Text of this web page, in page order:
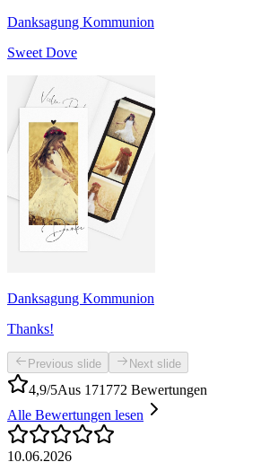
Danksagung Kommunion
Sweet Dove
Danksagung Kommunion
Thanks!
Previous slide Next slide
4,9/5Aus 171772 Bewertungen
Alle Bewertungen lesen
10.06.2026